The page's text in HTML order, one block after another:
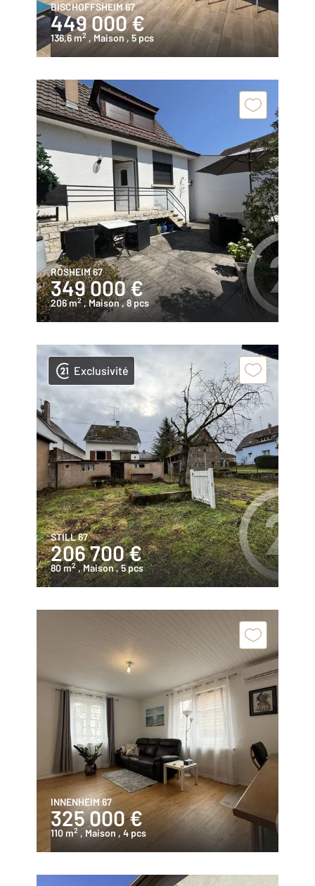
BISCHOFFSHEIM 67
449 000 €
136,6 m2 , Maison , 5 pcs
ROSHEIM 67
349 000 €
206 m2 , Maison, 8 pcs
Exclusivité
STILL 67
206 700 €
80 m2 , Maison, 5 pcs
INNENHEIM 67
325 000 €
110 m2 , Maison , 4 pcs